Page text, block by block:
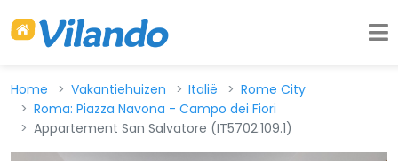
Home Vakantiehuizen Italië
Rome City
Roma: Piazza Navona - Campo dei Fiori
Appartement San Salvatore (IT5702.109.1)